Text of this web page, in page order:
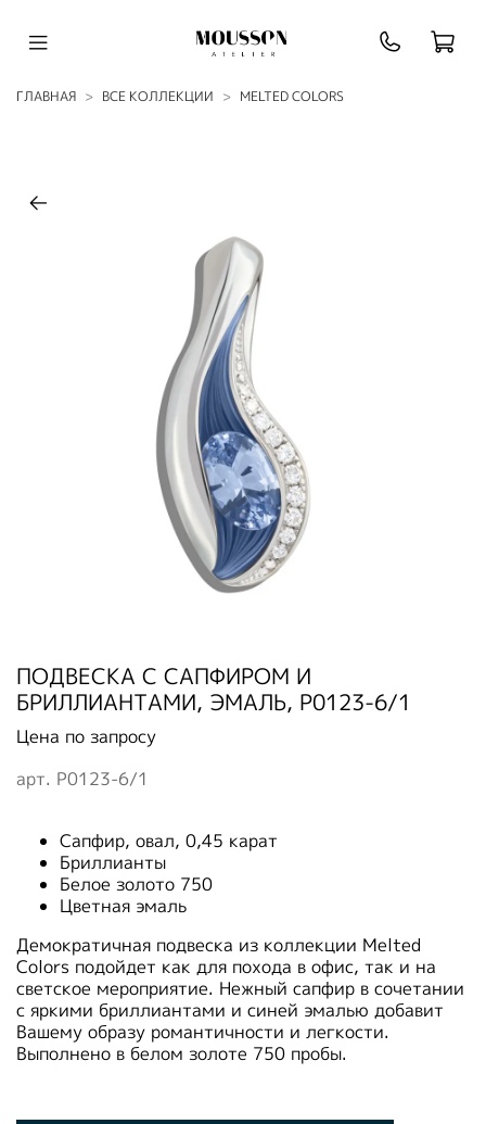
ГЛАВНАЯ ВСЕ КОЛЛЕКЦИИ MELTED COLORS
арт. P0123-6/1
ПОДВЕСКА С САПФИРОМ И
БРИЛЛИАНТАМИ, ЭМАЛЬ, P0123-6/1
Цена по запросу
Сапфир, овал, 0,45 карат
Бриллианты
Белое золото 750
Цветная эмаль
Демократичная подвеска из коллекции Melted
Colors подойдет как для похода в офис, так и на
светское мероприятие. Нежный сапфир в сочетании
с яркими бриллиантами и синей эмалью добавит
Вашему образу романтичности и легкости.
Выполнено в белом золоте 750 пробы.